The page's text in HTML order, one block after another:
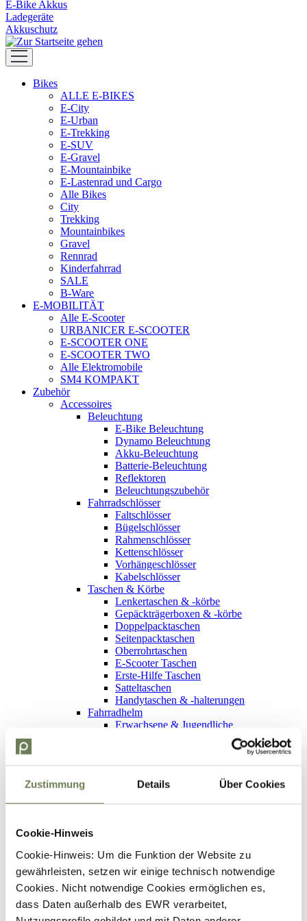
Zustimmung Details Über Cookies
Cookie-Hinweis
Cookie-Hinweis: Um die Funktion der Website zu
gewährleisten, setzen wir einige technisch notwendige
Cookies. Nicht notwendige Cookies ermöglichen es,
dass Daten außerhalb des EWR verarbeitet,
E-Bike Akkus
Ladegeräte
Akkuschutz
Bikes
ALLE E-BIKES
E-City
E-Urban
E-Trekking
E-SUV
E-Gravel
E-Mountainbike
E-Lastenrad und Cargo
Alle Bikes
City
Trekking
Mountainbikes
Gravel
Rennrad
Kinderfahrrad
SALE
B-Ware
E-MOBILITÄT
Alle E-Scooter
URBANICER E-SCOOTER
E-SCOOTER ONE
E-SCOOTER TWO
Alle Elektromobile
SM4 KOMPAKT
Zubehör
Accessoires
Beleuchtung
E-Bike Beleuchtung
Dynamo Beleuchtung
Akku-Beleuchtung
Batterie-Beleuchtung
Reflektoren
Beleuchtungszubehör
Fahrradschlösser
Faltschlösser
Bügelschlösser
Rahmenschlösser
Kettenschlösser
Vorhängeschlösser
Kabelschlösser
Taschen & Körbe
Lenkertaschen & -körbe
Gepäckträgerboxen & -körbe
Doppelpacktaschen
Seitenpacktaschen
Oberrohrtaschen
E-Scooter Taschen
Erste-Hilfe Taschen
Satteltaschen
Handytaschen & -halterungen
Fahrradhelm
Erwachsene & Jugendliche
Kurzfinger-Handschuhe
Fahrradflaschen & -halter
Fahrradflaschenhalter
Schutzkleidung
Westen
Reflektorbänder
Regenschutz